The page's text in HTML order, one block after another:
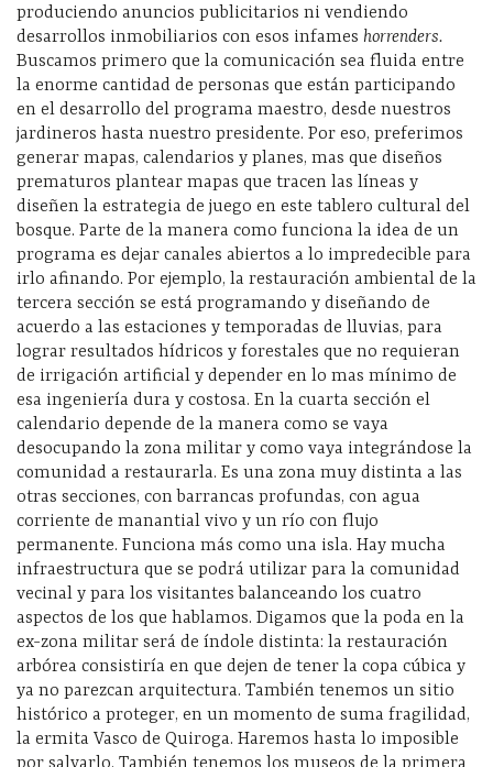
produciendo anuncios publicitarios ni vendiendo
desarrollos inmobiliarios con esos infames horrenders.
Buscamos primero que la comunicación sea fluida entre
la enorme cantidad de personas que están participando
en el desarrollo del programa maestro, desde nuestros
jardineros hasta nuestro presidente. Por eso, preferimos
generar mapas, calendarios y planes, mas que diseños
prematuros plantear mapas que tracen las líneas y
diseñen la estrategia de juego en este tablero cultural del
bosque. Parte de la manera como funciona la idea de un
programa es dejar canales abiertos a lo impredecible para
irlo afinando. Por ejemplo, la restauración ambiental de la
tercera sección se está programando y diseñando de
acuerdo a las estaciones y temporadas de lluvias, para
lograr resultados hídricos y forestales que no requieran
de irrigación artificial y depender en lo mas mínimo de
esa ingeniería dura y costosa. En la cuarta sección el
calendario depende de la manera como se vaya
desocupando la zona militar y como vaya integrándose la
comunidad a restaurarla. Es una zona muy distinta a las
otras secciones, con barrancas profundas, con agua
corriente de manantial vivo y un río con flujo
permanente. Funciona más como una isla. Hay mucha
infraestructura que se podrá utilizar para la comunidad
vecinal y para los visitantes balanceando los cuatro
aspectos de los que hablamos. Digamos que la poda en la
ex-zona militar será de índole distinta: la restauración
arbórea consistiría en que dejen de tener la copa cúbica y
ya no parezcan arquitectura. También tenemos un sitio
histórico a proteger, en un momento de suma fragilidad,
la ermita Vasco de Quiroga. Haremos hasta lo imposible